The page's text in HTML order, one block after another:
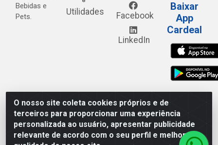
O nosso site coleta cookies próprios e de
terceiros para proporcionar uma experiência
personalizada ao usuário, apresentar publicidade
relevante de acordo com o seu perfil e melhorar a
Bebidas e
Pets.
Utilidades Facebook
LinkedIn
Baixar
App
Cardeal
Cardeal Distribuidora - Estrada Alto do Moura, 582 - Alto
do Moura - Caruaru/PE - CEP 55.040-120 - CNPJ
05.253.499/0001-62